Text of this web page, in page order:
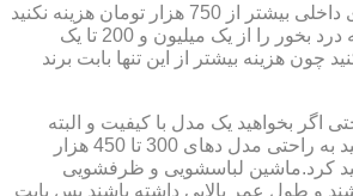
برای خرید اجاق گازهای داخلی بیشتر از 750 هزار تومان هزینه نکنید
اما مدل های وارداتی به درد بخور را از یک میلیون و 200 تا یک
انتخاب کنید چون هزینه بیشتر از این تنها بابت برند
اگر بخواهید یک مدل با کیفیت و البته
مخزن دار را انتخاب کنید به راحتی مدل دهای 300 تا 450 هزار
کرد.ماشین لباسشویی و ظرفشویی
و طول عمر بالایی داشته باشند پس بابت